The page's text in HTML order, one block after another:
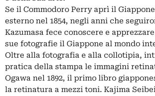
Se il Commodoro Perry aprì il
esterno nel 1854, negli anni che
Kazumasa fece conoscere e
sue fotografie il Giappone al mondo
Oltre alla fotografia e alla collotipia,
pratica della stampa le immagini
Ogawa nel 1892, il primo libro
la retinatura a mezzi toni. Kajima